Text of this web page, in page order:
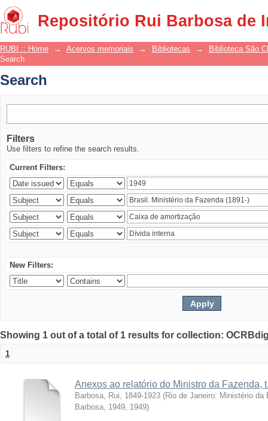
Repositório Rui Barbosa de
Search
RUBI :: Home → Acervos memoriais → Bibliotecas →
Biblioteca São
Search
Search
Filters
Use filters to refine the search results.
Current Filters:
New Filters:
Showing 1 out of a total of 1 results for collection:
1
Anexos ao relatório do Ministro da Fazenda,
Barbosa, Rui, 1849-1923 (Rio de Janeiro: Ministério
Barbosa, 1949, 1949)